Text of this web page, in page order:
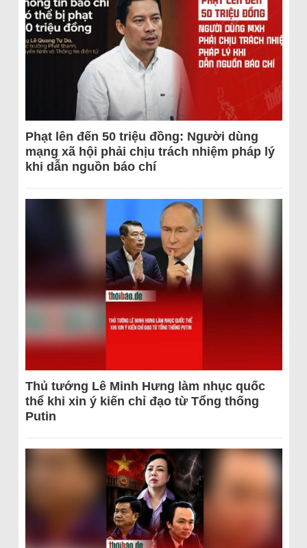
Phạt lên đến 50 triệu đồng: Người dùng
mạng xã hội phải chịu trách nhiệm pháp lý
khi dẫn nguồn báo chí
Thủ tướng Lê Minh Hưng làm nhục quốc
thể khi xin ý kiến chỉ đạo từ Tổng thống
Putin